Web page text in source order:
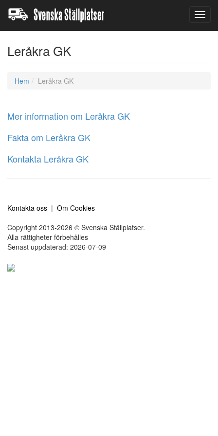
Leråkra GK
Hem Leråkra GK
Mer information om Leråkra GK
Fakta om Leråkra GK
Kontakta Leråkra GK
Kontakta oss | Om Cookies
Copyright 2013-2026 © Svenska Ställplatser.
Alla rättigheter förbehålles
Senast uppdaterad: 2026-07-09